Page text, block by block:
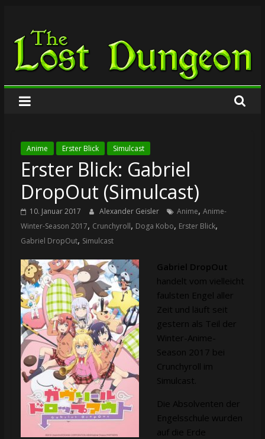
springen
The
Lost
Dungeon
Anime Erster Blick Simulcast
Erster Blick: Gabriel
DropOut (Simulcast)
10. Januar 2017 Alexander Geisler Anime, Anime-
Winter-Season 2017, Crunchyroll, Doga Kobo, Erster Blick,
Gabriel DropOut, Simulcast
Gabriel DropOut
handelt vom vielleicht
faulsten Engel aller
Zeit und läuft seit
gestern als Teil der
Winter-Anime-
Season 2017 bei
Crunchyroll im
Simulcast.
Die Absolventen der
Engelsschule wurden
auf die Erde